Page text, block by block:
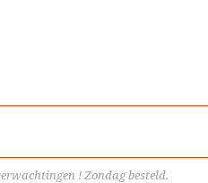
! Zondag besteld,